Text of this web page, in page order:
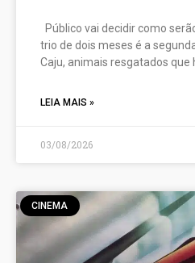
Público vai decidir como
trio de dois meses é a
Caju, animais resgatados que
LEIA MAIS »
03/08/2026
CINEMA